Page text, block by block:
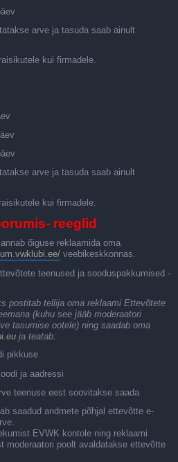
arve ja tasuda saab ainult
kui firmadele.
arve ja tasuda saab ainult
kui firmadele.
reeglid
õiguse reklaamida oma
veebikeskkonnas.
teenused ja sooduspakkumised -
postitab tellija oma reklaami Ettevõtete
(kuhu see jääb moderaatori
tasumise ootele) ning saadab oma
ja teatab:
pikkuse
ja aadressi
teenuse eest soovitakse saada
saadud andmete põhjal ettevõtte e-
EVWK kontole ning reklaami
moderaatori poolt avaldatakse ettevõtte